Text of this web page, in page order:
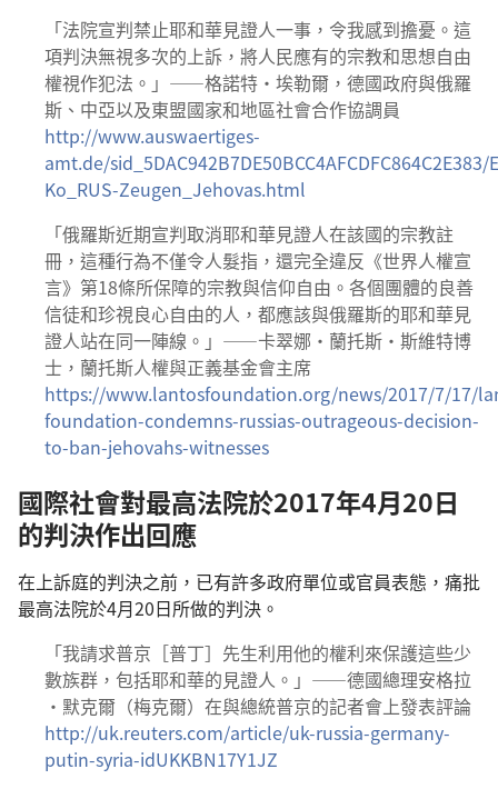
「法院宣判禁止耶和華見證人一事，令我感到擔憂。這
項判決無視多次的上訴，將人民應有的宗教和思想自由
權視作犯法。」——格諾特·埃勒爾，德國政府與俄羅
斯、中亞以及東盟國家和地區社會合作協調員
http://www.auswaertiges-
amt.de/
Ko_RUS-Zeugen_Jehovas.html
「俄羅斯近期宣判取消耶和華見證人在該國的宗教註
冊，這種行為不僅令人髮指，還完全違反《世界人權宣
言》第18條所保障的宗教與信仰自由。各個團體的良善
信徒和珍視良心自由的人，都應該與俄羅斯的耶和華見
證人站在同一陣線。」——卡翠娜·蘭托斯·斯維特博
士，蘭托斯人權與正義基金會主席
https://www.lantosfoundation.org/news/2017/7/17/
foundation-condemns-russias-outrageous-decision-
to-ban-jehovahs-witnesses
國際社會對最高法院於2017年4月20日
的判決作出回應
在上訴庭的判決之前，已有許多政府單位或官員表態，痛批
最高法院於4月20日所做的判決。
「我請求普京［普丁］先生利用他的權利來保護這些少
數族群，包括耶和華的見證人。」——德國總理安格拉
·默克爾（梅克爾）在與總統普京的記者會上發表評論
http://uk.reuters.com/article/uk-russia-germany-
putin-syria-idUKKBN17Y1JZ